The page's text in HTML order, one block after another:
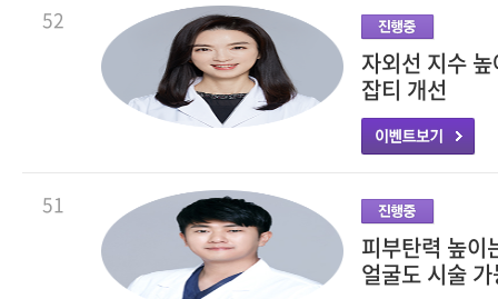
52
자외선 지수
잡티 개선
51
피부탄력 높이
얼굴도 시술